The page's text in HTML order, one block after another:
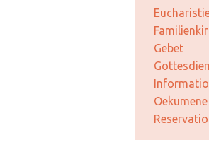
Gebet
Oekumene